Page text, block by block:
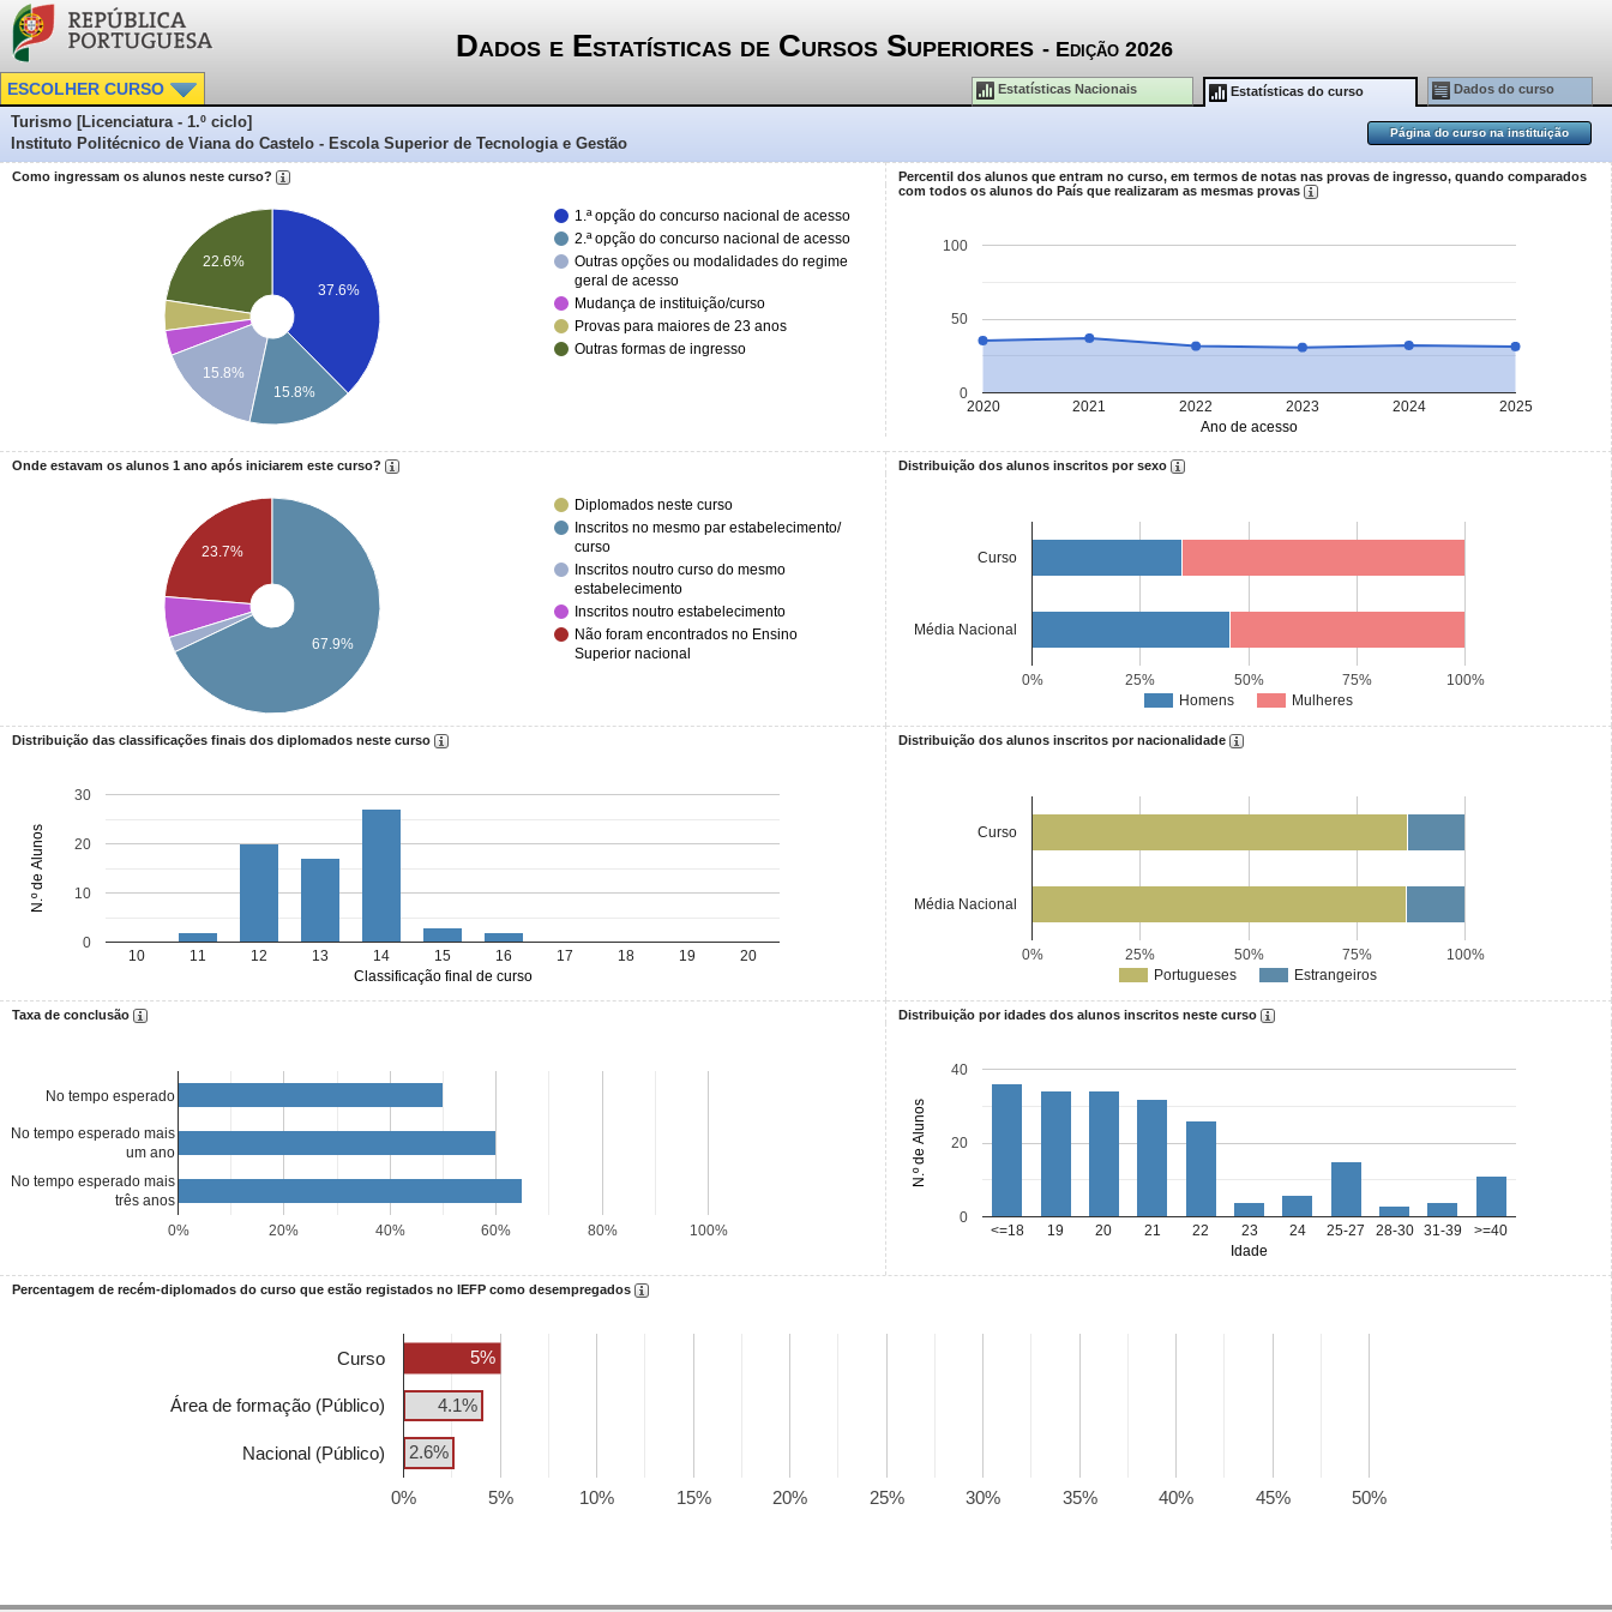
Dados e Estatísticas de Cursos Superiores - Edição 2026
ESCOLHER CURSO Estatísticas Nacionais Estatísticas do curso Dados do curso
Turismo [Licenciatura - 1.º ciclo]
Instituto Politécnico de Viana do Castelo - Escola Superior de Tecnologia e Gestão
Página do curso na instituição
Como ingressam os alunos neste curso?
1.ª opção do concurso nacional de acesso
2.ª opção do concurso nacional de acesso
Outras opções ou modalidades do regime
geral de acesso
Mudança de instituição/curso
Provas para maiores de 23 anos
Outras formas de ingresso
37.6%
22.6%
15.8%
15.8%
Percentil dos alunos que entram no curso, em termos de notas nas provas de ingresso, quando comparados
com todos os alunos do País que realizaram as mesmas provas
2020 2021 2022 2023 2024 2025
0
50
100
Ano de acesso
Onde estavam os alunos 1 ano após iniciarem este curso?
Diplomados neste curso
Inscritos no mesmo par estabelecimento/
curso
Inscritos noutro curso do mesmo
estabelecimento
Inscritos noutro estabelecimento
Não foram encontrados no Ensino
Superior nacional
23.7%
67.9%
Distribuição dos alunos inscritos por sexo
Homens Mulheres
0% 25% 50% 75% 100%
Curso
Média Nacional
Distribuição das classificações finais dos diplomados neste curso
10 11 12 13 14 15 16 17 18 19 20
0
10
20
30
Classificação final de curso
N.º de Alunos
Distribuição dos alunos inscritos por nacionalidade
Portugueses Estrangeiros
0% 25% 50% 75% 100%
Curso
Média Nacional
Taxa de conclusão
0% 20% 40% 60% 80% 100%
No tempo esperado
No tempo esperado mais
um ano
No tempo esperado mais
três anos
Distribuição por idades dos alunos inscritos neste curso
<=18 19 20 21 22 23 24 25-27 28-30 31-39 >=40
0
20
40
Idade
N.º de Alunos
Percentagem de recém-diplomados do curso que estão registados no IEFP como desempregados
0% 5% 10% 15% 20% 25% 30% 35% 40% 45% 50%
Curso
Área de formação (Público)
Nacional (Público)
5%
4.1%
2.6%